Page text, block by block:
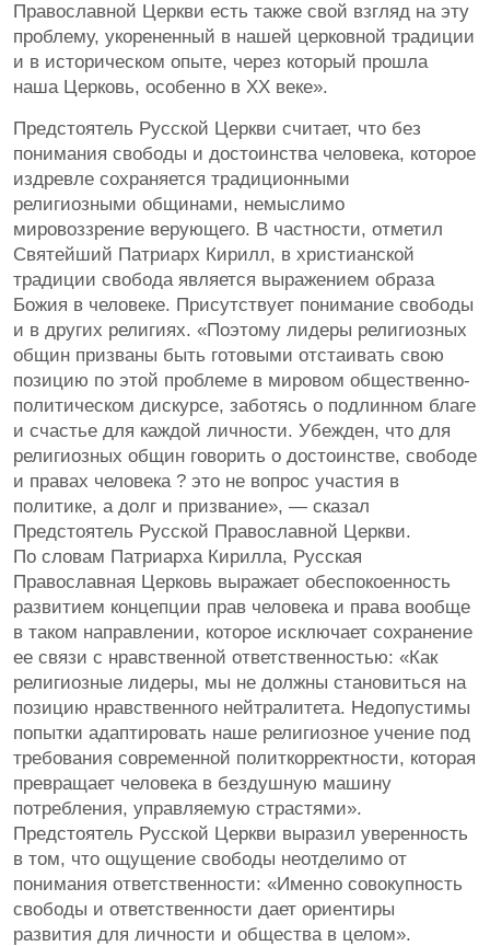
Православной Церкви есть также свой взгляд на эту
проблему, укорененный в нашей церковной традиции
и в историческом опыте, через который прошла
наша Церковь, особенно в XX веке».
Предстоятель Русской Церкви считает, что без
понимания свободы и достоинства человека, которое
издревле сохраняется традиционными
религиозными общинами, немыслимо
мировоззрение верующего. В частности, отметил
Святейший Патриарх Кирилл, в христианской
традиции свобода является выражением образа
Божия в человеке. Присутствует понимание свободы
и в других религиях. «Поэтому лидеры религиозных
общин призваны быть готовыми отстаивать свою
позицию по этой проблеме в мировом общественно-
политическом дискурсе, заботясь о подлинном благе
и счастье для каждой личности. Убежден, что для
религиозных общин говорить о достоинстве, свободе
и правах человека ? это не вопрос участия в
политике, а долг и призвание», — сказал
Предстоятель Русской Православной Церкви.
По словам Патриарха Кирилла, Русская
Православная Церковь выражает обеспокоенность
развитием концепции прав человека и права вообще
в таком направлении, которое исключает сохранение
ее связи с нравственной ответственностью: «Как
религиозные лидеры, мы не должны становиться на
позицию нравственного нейтралитета. Недопустимы
попытки адаптировать наше религиозное учение под
требования современной политкорректности, которая
превращает человека в бездушную машину
потребления, управляемую страстями».
Предстоятель Русской Церкви выразил уверенность
в том, что ощущение свободы неотделимо от
понимания ответственности: «Именно совокупность
свободы и ответственности дает ориентиры
развития для личности и общества в целом».